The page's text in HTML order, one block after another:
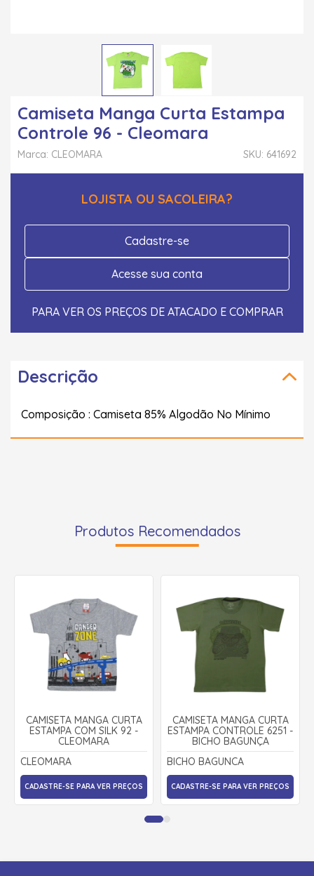
Camiseta Manga Curta Estampa
Controle 96 - Cleomara
SKU: 641692
Marca: CLEOMARA
LOJISTA OU SACOLEIRA?
Cadastre-se
Acesse sua conta
PARA VER OS PREÇOS DE ATACADO E COMPRAR
Descrição
Composição : Camiseta 85% Algodão No Mínimo
Produtos Recomendados
CAMISETA MANGA CURTA
ESTAMPA COM SILK 92 -
CLEOMARA
CLEOMARA
CADASTRE-SE PARA VER PREÇOS
CAMISETA MANGA CURTA
ESTAMPA CONTROLE 6251 -
BICHO BAGUNÇA
BICHO BAGUNCA
CADASTRE-SE PARA VER PREÇOS